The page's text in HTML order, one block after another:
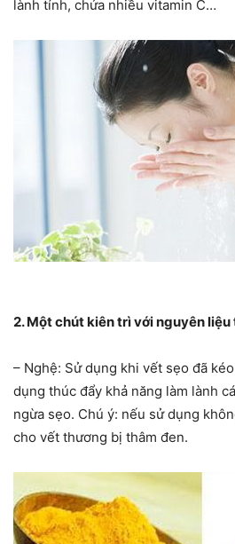
lành tính, chứa nhiều vitamin C…
2. Một chút kiên trì với nguyên
– Nghệ: Sử dụng khi vết sẹo đã
dụng thúc đẩy khả năng làm lành
ngừa sẹo. Chú ý: nếu sử dụng
cho vết thương bị thâm đen.